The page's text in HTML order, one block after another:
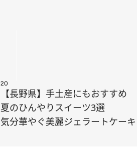
20
【長野県】手土産にもおすすめ
夏のひんやりスイーツ3選
気分華やぐ美麗ジェラートケーキ